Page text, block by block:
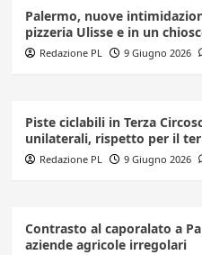
Palermo, nuove
pizzeria Ulisse e in un
Redazione PL 9 Giugno 2026
Piste ciclabili in Terza
unilaterali, rispetto per il
Redazione PL 9 Giugno 2026
Contrasto al caporalato a
aziende agricole irregolari